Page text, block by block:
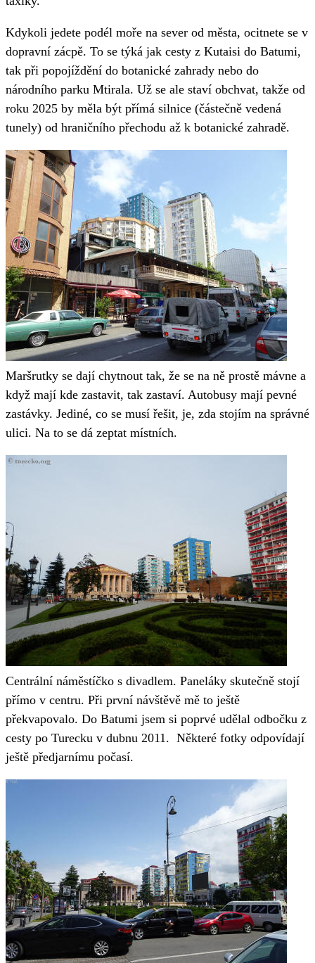
Kdykoli jedete podél moře na sever od města, ocitnete se v
dopravní zácpě. To se týká jak cesty z Kutaisi do Batumi,
tak při popojíždění do botanické zahrady nebo do
národního parku Mtirala. Už se ale staví obchvat, takže od
roku 2025 by měla být přímá silnice (částečně vedená
tunely) od hraničního přechodu až k botanické zahradě.
Maršrutky se dají chytnout tak, že se na ně prostě mávne a
když mají kde zastavit, tak zastaví. Autobusy mají pevné
zastávky. Jediné, co se musí řešit, je, zda stojím na správné
ulici. Na to se dá zeptat místních.
Centrální náměstíčko s divadlem. Paneláky skutečně stojí
přímo v centru. Při první návštěvě mě to ještě
překvapovalo. Do Batumi jsem si poprvé udělal odbočku z
cesty po Turecku v dubnu 2011. Některé fotky odpovídají
ještě předjarnímu počasí.